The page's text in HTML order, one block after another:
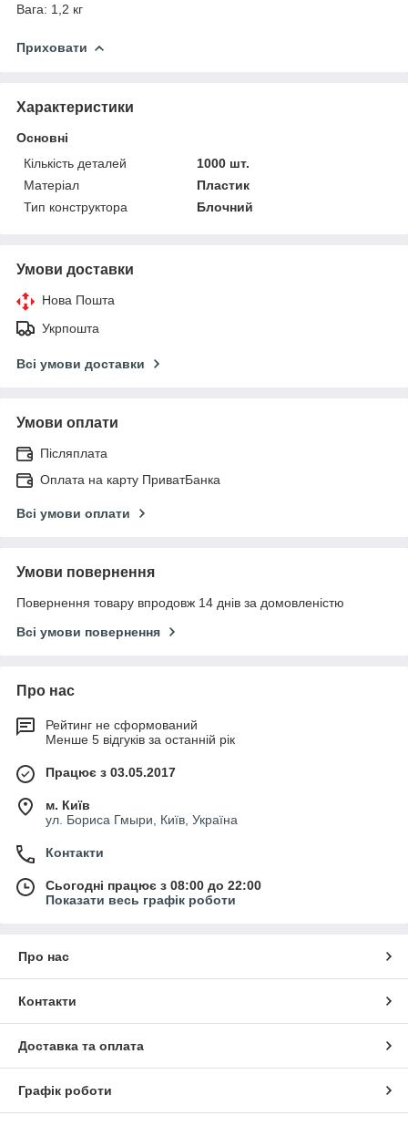
Вага: 1,2 кг
Приховати
Характеристики
Основні
Кількість деталей
1000 шт.
Матеріал
Пластик
Тип конструктора
Блочний
Умови доставки
Нова Пошта
Укрпошта
Всі умови доставки
Умови оплати
Післяплата
Оплата на карту ПриватБанка
Всі умови оплати
Умови повернення
Повернення товару впродовж 14 днів за домовленістю
Всі умови повернення
Про нас
Рейтинг не сформований
Менше 5 відгуків за останній рік
Працює з 03.05.2017
м. Київ
ул. Бориса Гмыри, Київ, Україна
Контакти
Сьогодні працює з 08:00 до 22:00
Показати весь графік роботи
Про нас
Контакти
Доставка та оплата
Графік роботи